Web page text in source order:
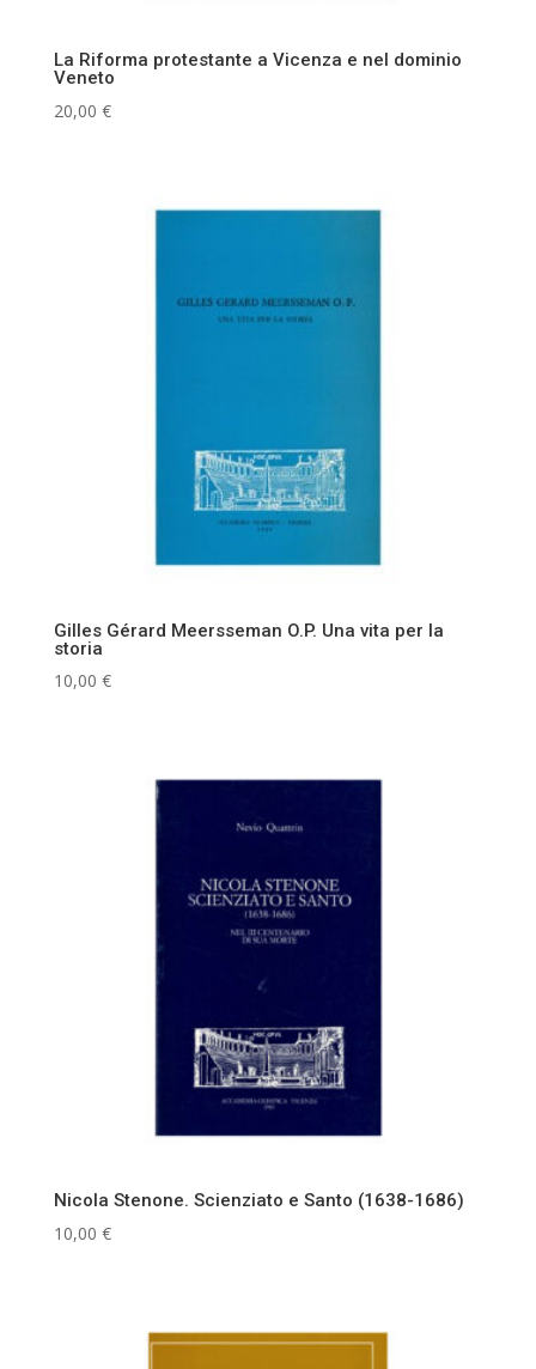
La Riforma protestante a Vicenza e nel dominio
Veneto
20,00 €
Gilles Gérard Meersseman O.P. Una vita per la
storia
10,00 €
Nicola Stenone. Scienziato e Santo (1638-1686)
10,00 €